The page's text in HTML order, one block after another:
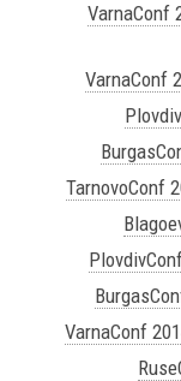
VarnaConf
VarnaConf
TarnovoConf
VarnaConf